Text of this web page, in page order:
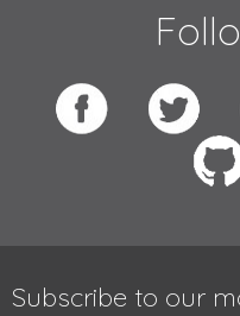
Subscribe to our